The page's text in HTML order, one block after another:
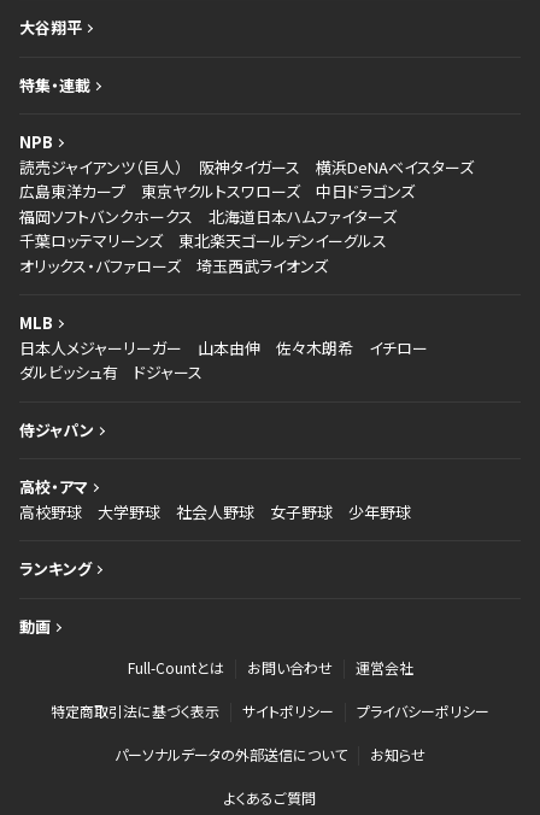
大谷翔平
特集・連載
NPB
読売ジャイアンツ（巨人）
阪神タイガース
横浜DeNAベイスターズ
広島東洋カープ
東京ヤクルトスワローズ
中日ドラゴンズ
福岡ソフトバンクホークス
北海道日本ハムファイターズ
千葉ロッテマリーンズ
東北楽天ゴールデンイーグルス
オリックス・バファローズ
埼玉西武ライオンズ
MLB
日本人メジャーリーガー
山本由伸 佐々木朗希
イチロー
ダルビッシュ有
ドジャース
侍ジャパン
高校・アマ
高校野球
大学野球 社会人野球 女子野球 少年野球
ランキング
動画
Full-Countとは お問い合わせ 運営会社
特定商取引法に基づく表示 サイトポリシー プライバシーポリシー
パーソナルデータの外部送信について お知らせ
よくあるご質問